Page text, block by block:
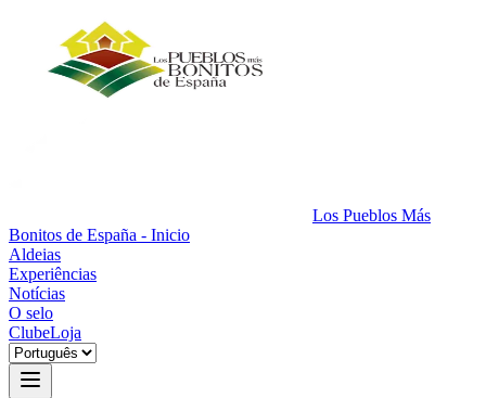
Los Pueblos Más
Bonitos de España - Inicio
Aldeias
Experiências
Notícias
O selo
ClubeLoja